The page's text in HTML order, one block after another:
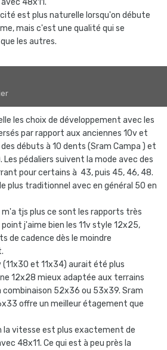
48x11.
est plus naturelle lorsqu'on débute
mais c'est une qualité qui se
les autres.
les choix de développement avec les
par rapport aux anciennes 10v et
débuts à 10 dents (Sram Campa ) et
pédaliers suivent la mode avec des
pour certains à 43, puis 45, 46, 48.
plus traditionnel avec en général 50 en
tjs plus ce sont les rapports très
j'aime bien les 11v style 12x25,
de cadence dès le moindre
(11x30 et 11x34) aurait été plus
12x28 mieux adaptée aux terrains
52x36 ou 53x39. Sram
offre un meilleur étagement que
la vitesse est plus exactement de
48x11. Ce qui est à peu près la